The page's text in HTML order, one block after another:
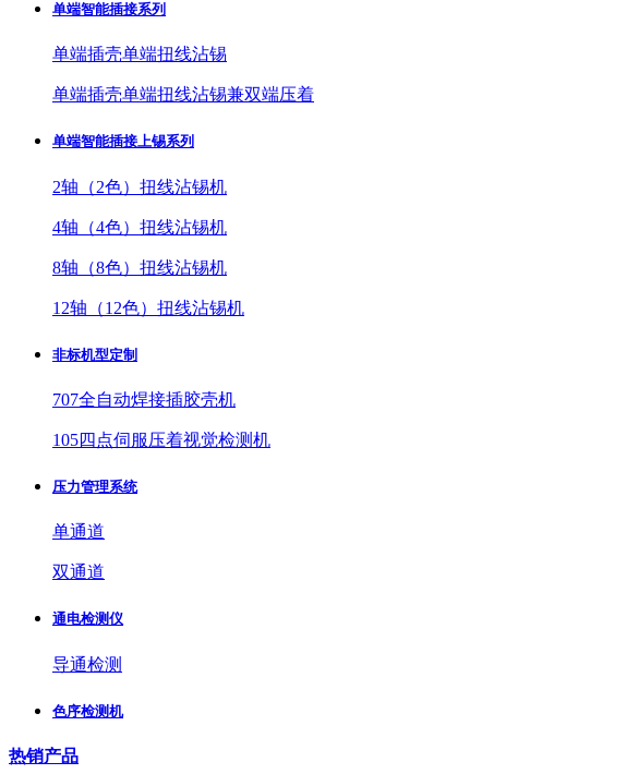
单端智能插接系列
单端插壳单端扭线沾锡
单端插壳单端扭线沾锡兼双端压着
单端智能插接上锡系列
2轴（2色）扭线沾锡机
4轴（4色）扭线沾锡机
8轴（8色）扭线沾锡机
12轴（12色）扭线沾锡机
非标机型定制
707全自动焊接插胶壳机
105四点伺服压着视觉检测机
压力管理系统
单通道
双通道
通电检测仪
导通检测
色序检测机
热销产品